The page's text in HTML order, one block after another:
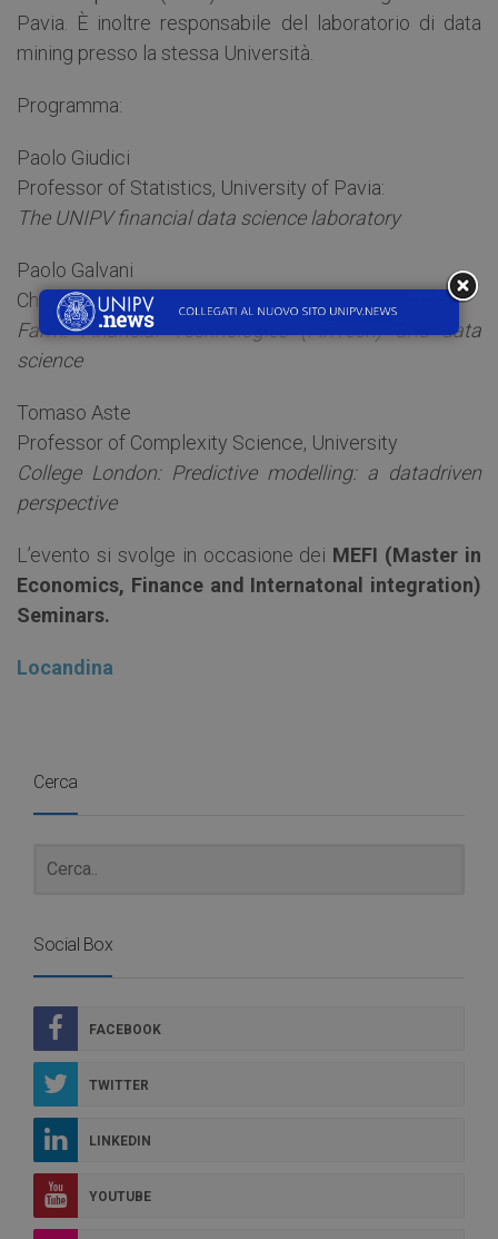
Pavia. È inoltre responsabile del laboratorio di data
mining presso la stessa Università.
Programma:
Paolo Giudici
Professor of Statistics, University of Pavia:
The UNIPV financial data science laboratory
Paolo Galvani
Chief Executive Officer and Founder, Money
Farm: Financial Technologies (FinTech) and data
science
Tomaso Aste
Professor of Complexity Science, University
College London: Predictive modelling: a datadriven
perspective
L’evento si svolge in occasione dei MEFI (Master in
Economics, Finance and Internatonal integration)
Seminars.
Locandina
Cerca
Social Box
FACEBOOK
TWITTER
LINKEDIN
YOUTUBE